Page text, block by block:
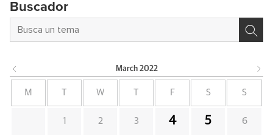
Buscador
March 2022
M W F S S
1 2 3 4 5 6